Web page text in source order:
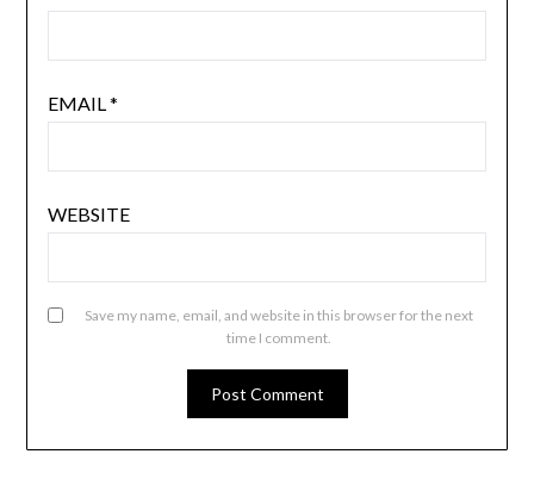
EMAIL*
WEBSITE
Save my name, email, and website in this browser for the next
time I comment.